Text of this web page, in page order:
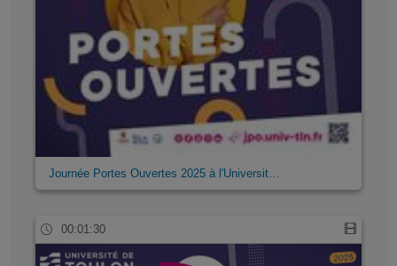
Journée Portes Ouvertes 2025 à l'Universit…
00:01:30